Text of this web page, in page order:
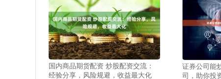
国内商品期货配资 炒股配资交流：
经验分享，风险规避，收益最大化
证券公司能
司，助你投